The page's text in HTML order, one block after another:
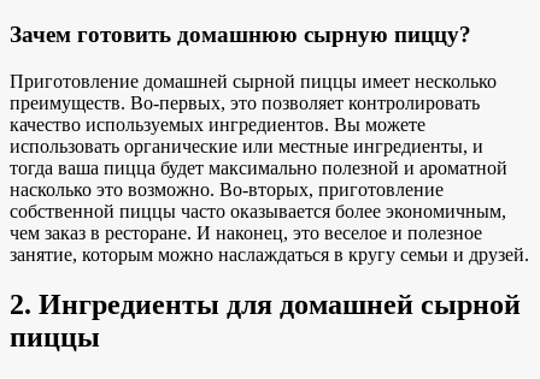
Зачем готовить домашнюю сырную пиццу?
Приготовление домашней сырной пиццы имеет несколько
преимуществ. Во-первых, это позволяет контролировать
качество используемых ингредиентов. Вы можете
использовать органические или местные ингредиенты, и
тогда ваша пицца будет максимально полезной и ароматной
насколько это возможно. Во-вторых, приготовление
собственной пиццы часто оказывается более экономичным,
чем заказ в ресторане. И наконец, это веселое и полезное
занятие, которым можно наслаждаться в кругу семьи и друзей.
2. Ингредиенты для домашней сырной
пиццы